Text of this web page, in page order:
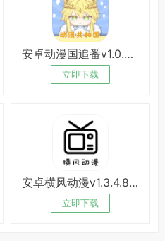
安卓动漫国追番v1.0.0.5绿化版
立即下载
安卓横风动漫v1.3.4.8绿化版
立即下载